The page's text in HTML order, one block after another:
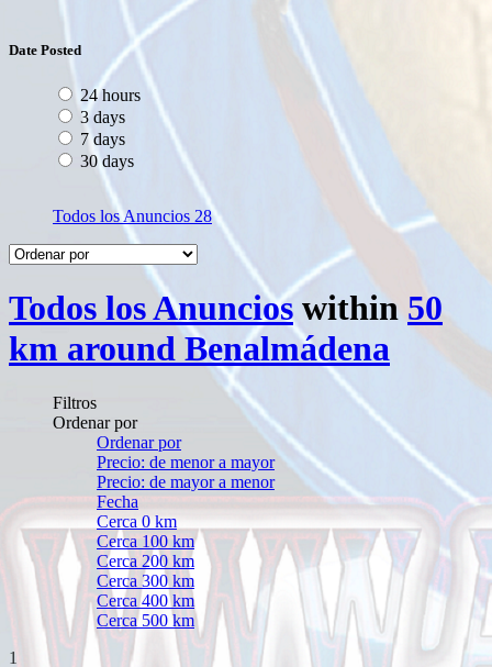
Date Posted
24 hours
3 days
7 days
30 days
Todos los Anuncios 28
Todos los Anuncios within50
km around Benalmádena
Filtros
Ordenar por
Ordenar por
Precio: de menor a mayor
Precio: de mayor a menor
Fecha
Cerca 0 km
Cerca 100 km
Cerca 200 km
Cerca 300 km
Cerca 400 km
Cerca 500 km
1